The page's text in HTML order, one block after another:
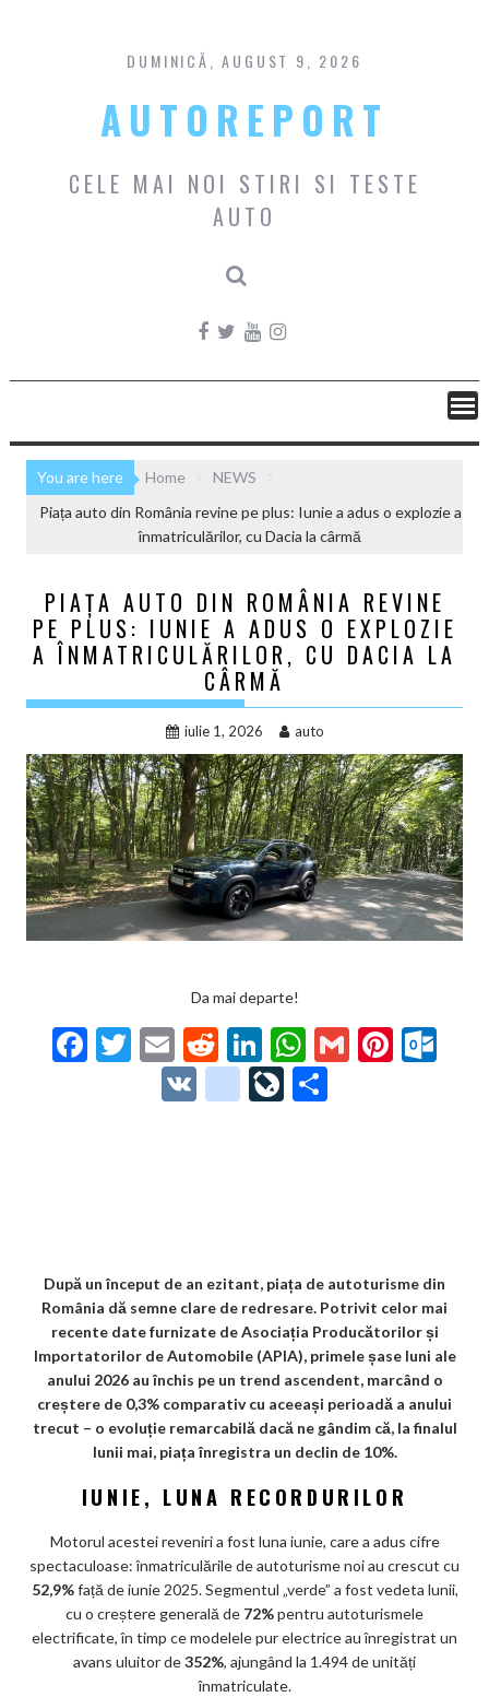
content
DUMINICĂ, AUGUST 9, 2026
AUTOREPORT
CELE MAI NOI STIRI SI TESTE
AUTO
You are here Home
NEWS
Piața auto din România revine pe plus: Iunie a adus o explozie a
înmatriculărilor, cu Dacia la cârmă
PIAȚA AUTO DIN ROMÂNIA REVINE
PE PLUS: IUNIE A ADUS O EXPLOZIE
A ÎNMATRICULĂRILOR, CU DACIA LA
CÂRMĂ
iulie 1, 2026 auto
Da mai departe!
F T
w
itt
E
m
ai
R
e
d
Li
n
ke
W
h
at
G Pi
g
o
o
k
m
ar
ks
Li
După un început de an ezitant, piața de autoturisme din
România dă semne clare de redresare. Potrivit celor mai
recente date furnizate de Asociația Producătorilor și
Importatorilor de Automobile (APIA), primele șase luni ale
anului 2026 au închis pe un trend ascendent, marcând o
creștere de 0,3% comparativ cu aceeași perioadă a anului
trecut – o evoluție remarcabilă dacă ne gândim că, la finalul
lunii mai, piața înregistra un declin de 10%.
IUNIE, LUNA RECORDURILOR
Motorul acestei reveniri a fost luna iunie, care a adus cifre
spectaculoase: înmatriculările de autoturisme noi au crescut cu
52,9%față de iunie 2025. Segmentul „verde” a fost vedeta lunii,
cu o creștere generală de 72%pentru autoturismele
electrificate, în timp ce modelele pur electrice au înregistrat un
avans uluitor de352%, ajungând la 1.494 de unități
înmatriculate.